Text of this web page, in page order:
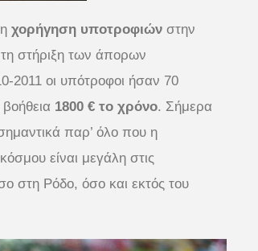
χορήγηση υποτροφιών στην
στήριξη των άπορων
2011 οι υπότροφοι ήσαν 70
1800 € το χρόνο. Σήμερα
σημαντικά παρ’ όλο που η
είναι μεγάλη στις
στη Ρόδο, όσο και εκτός του